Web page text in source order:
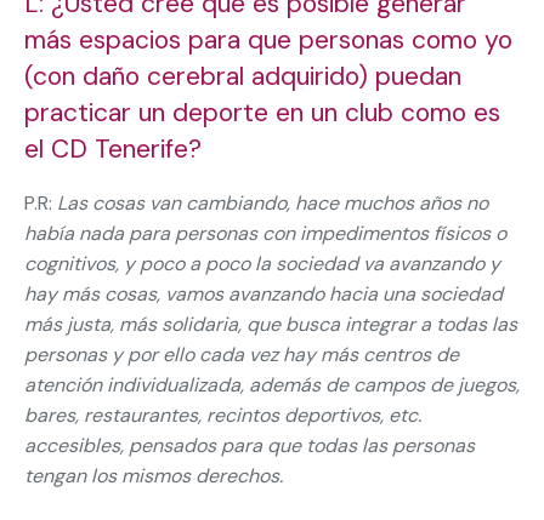
más espacios para que personas como yo
(con daño cerebral adquirido) puedan
practicar un deporte en un club como es
el CD Tenerife?
P.R: Las cosas van cambiando, hace muchos años no
había nada para personas con impedimentos físicos o
cognitivos, y poco a poco la sociedad va avanzando y
hay más cosas, vamos avanzando hacia una sociedad
más justa, más solidaria, que busca integrar a todas las
personas y por ello cada vez hay más centros de
atención individualizada, además de campos de juegos,
bares, restaurantes, recintos deportivos, etc.
accesibles, pensados para que todas las personas
tengan los mismos derechos.